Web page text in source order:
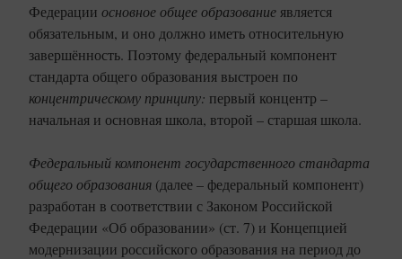
Федерации основное общее образование является
обязательным, и оно должно иметь относительную
завершённость. Поэтому федеральный компонент
стандарта общего образования выстроен по
концентрическому принципу: первый концентр –
начальная и основная школа, второй – старшая школа.
Федеральный компонент государственного стандарта
общего образования (далее – федеральный компонент)
разработан в соответствии с Законом Российской
Федерации «Об образовании» (ст. 7) и Концепцией
модернизации российского образования на период до